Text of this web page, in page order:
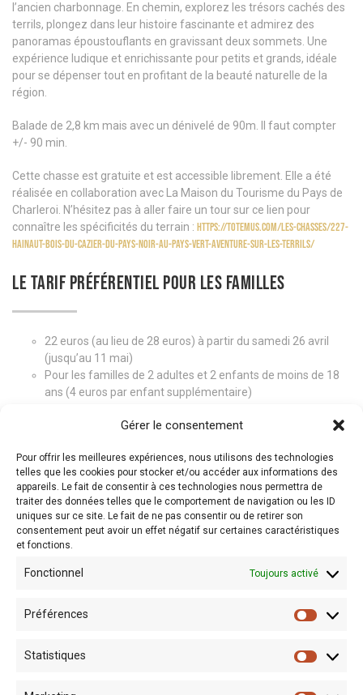
Gérer le consentement
Pour offrir les meilleures expériences, nous utilisons des technologies
telles que les cookies pour stocker et/ou accéder aux informations des
appareils. Le fait de consentir à ces technologies nous permettra de
traiter des données telles que le comportement de navigation ou les ID
uniques sur ce site. Le fait de ne pas consentir ou de retirer son
consentement peut avoir un effet négatif sur certaines caractéristiques
et fonctions.
Fonctionnel Toujours activé
Préférences
Statistiques
l’ancien charbonnage. En chemin, explorez les trésors cachés des
terrils, plongez dans leur histoire fascinante et admirez des
panoramas époustouflants en gravissant deux sommets. Une
expérience ludique et enrichissante pour petits et grands, idéale
pour se dépenser tout en profitant de la beauté naturelle de la
région.
Balade de 2,8 km mais avec un dénivelé de 90m. Il faut compter
+/- 90 min.
Cette chasse est gratuite et est accessible librement. Elle a été
réalisée en collaboration avec La Maison du Tourisme du Pays de
Charleroi. N’hésitez pas à aller faire un tour sur ce lien pour
connaître les spécificités du terrain : https://totemus.com/les-chasses/227-
hainaut-bois-du-cazier-du-pays-noir-au-pays-vert-aventure-sur-les-terrils/
LE TARIF PRÉFÉRENTIEL POUR LES FAMILLES
22 euros (au lieu de 28 euros) à partir du samedi 26 avril
(jusqu’au 11 mai)
Pour les familles de 2 adultes et 2 enfants de moins de 18
ans (4 euros par enfant supplémentaire)
Vous avez besoin d’une information complémentaire?
Téléphonez au 071880856 du mardi au vendredi de 9h à 17h – Les
samedis, dimanches et jour férié de 10h à 18h.